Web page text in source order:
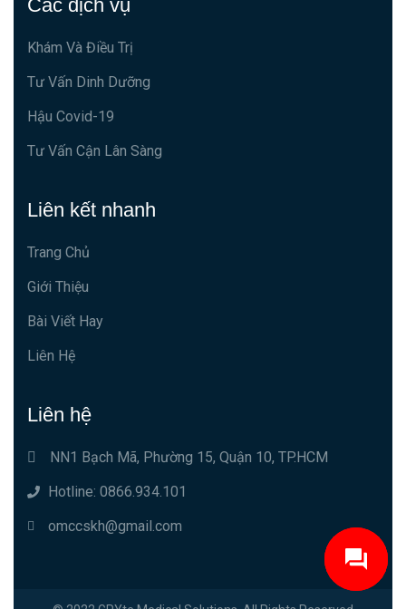
Các dịch vụ
Khám Và Điều Trị
Tư Vấn Dinh Dưỡng
Hậu Covid-19
Tư Vấn Cận Lân Sàng
Liên kết nhanh
Trang Chủ
Giới Thiệu
Bài Viết Hay
Liên Hệ
Liên hệ
NN1 Bạch Mã, Phường 15, Quận 10, TP.HCM
Hotline: 0866.934.101
omccskh@gmail.com